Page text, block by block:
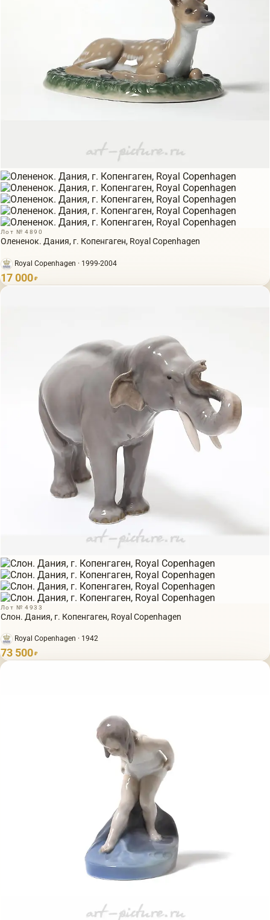
Лот № 4890
Олененок. Дания, г. Копенгаген, Royal Copenhagen
Royal Copenhagen · 1999-2004
17 000 ₽
Лот № 4933
Слон. Дания, г. Копенгаген, Royal Copenhagen
Royal Copenhagen · 1942
73 500 ₽